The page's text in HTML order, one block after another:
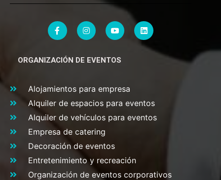
ORGANIZACIÓN DE EVENTOS
Alojamientos para empresa
Alquiler de espacios para eventos
Alquiler de vehículos para eventos
Empresa de catering
Decoración de eventos
Entretenimiento y recreación
Organización de eventos corporativos